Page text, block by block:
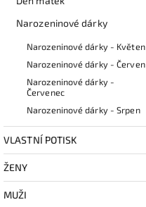
Narozeninové dárky
Narozeninové dárky - Květen
Narozeninové dárky - Červen
Narozeninové dárky -
Červenec
Narozeninové dárky - Srpen
VLASTNÍ POTISK
ŽENY
MUŽI